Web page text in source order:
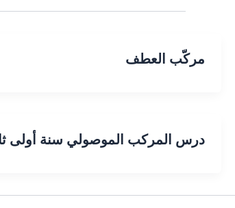
مركّب العطف
درس المركب الموصولي سنة أولى